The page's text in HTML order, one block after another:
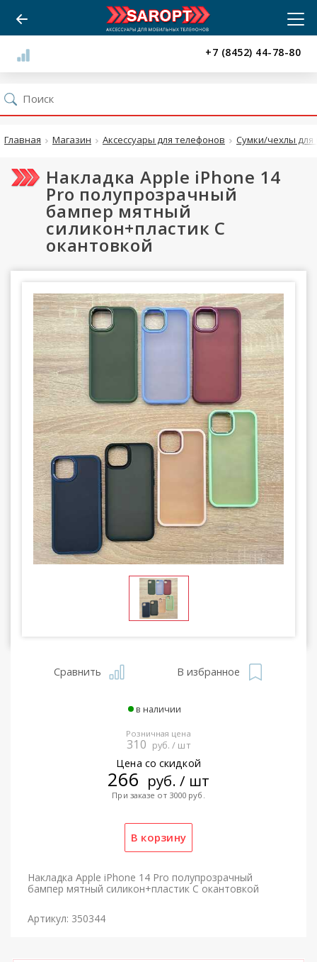
+7 (8452) 44-78-80
Главная Магазин Аксессуары для телефонов Сумки/чехлы для
Накладка Apple iPhone 14
Pro полупрозрачный
бампер мятный
силикон+пластик С
окантовкой
Сравнить В избранное
в наличии
Розничная цена
310 руб. / шт
Цена со скидкой
266 руб. / шт
При заказе от 3000 руб.
Накладка Apple iPhone 14 Pro полупрозрачный
бампер мятный силикон+пластик С окантовкой
Артикул: 350344